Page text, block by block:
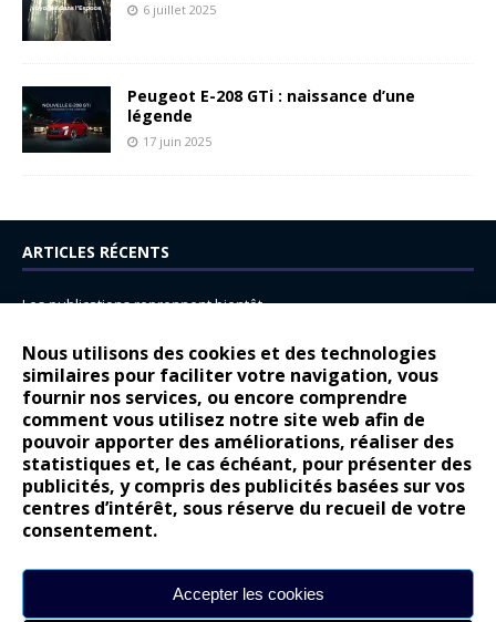
Nous utilisons des cookies et des technologies
similaires pour faciliter votre navigation, vous
fournir nos services, ou encore comprendre
comment vous utilisez notre site web afin de
pouvoir apporter des améliorations, réaliser des
statistiques et, le cas échéant, pour présenter des
publicités, y compris des publicités basées sur vos
centres d’intérêt, sous réserve du recueil de votre
consentement.
Accepter les cookies
6 juillet 2025
Peugeot E-208 GTi : naissance d’une
légende
17 juin 2025
ARTICLES RÉCENTS
Les publications reprennent bientôt…
14 juillet : nouveau film de marque pour Citroën
Renault Espace : voyage, voyage…
Peugeot E-208 GTi : naissance d’une légende
COMMENTAIRES RÉCENTS
Bernard Dardartdans
Gilly
gyo